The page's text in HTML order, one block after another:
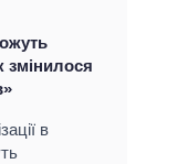
змінилося
в